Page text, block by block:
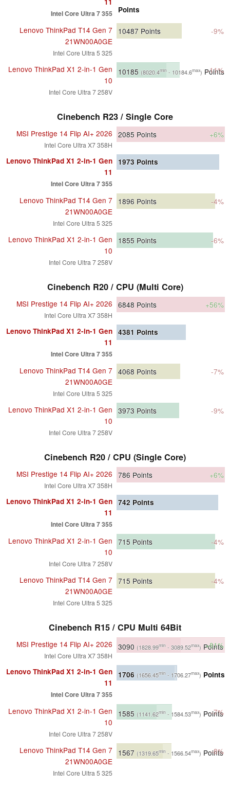
Intel Core Ultra 7 355 Points
Lenovo ThinkPad T14 Gen 7
21WN00A0GE
Intel Core Ultra 5 325
10487 Points -9%
Lenovo ThinkPad X1 2-in-1 Gen
10
Intel Core Ultra 7 258V
10185 (8020.4min- 10184.6max) Points
-11%
Cinebench R23 / Single Core
MSI Prestige 14 Flip AI+ 2026
Intel Core Ultra X7 358H
2085 Points +6%
Lenovo ThinkPad X1 2-in-1 Gen
11
Intel Core Ultra 7 355
1973 Points
Lenovo ThinkPad T14 Gen 7
21WN00A0GE
Intel Core Ultra 5 325
1896 Points -4%
Lenovo ThinkPad X1 2-in-1 Gen
10
Intel Core Ultra 7 258V
1855 Points -6%
Cinebench R20 / CPU (Multi Core)
MSI Prestige 14 Flip AI+ 2026
Intel Core Ultra X7 358H
6848 Points +56%
Lenovo ThinkPad X1 2-in-1 Gen
11
Intel Core Ultra 7 355
4381 Points
Lenovo ThinkPad T14 Gen 7
21WN00A0GE
Intel Core Ultra 5 325
4068 Points -7%
Lenovo ThinkPad X1 2-in-1 Gen
10
Intel Core Ultra 7 258V
3973 Points -9%
Cinebench R20 / CPU (Single Core)
MSI Prestige 14 Flip AI+ 2026
Intel Core Ultra X7 358H
786 Points +6%
Lenovo ThinkPad X1 2-in-1 Gen
11
Intel Core Ultra 7 355
742 Points
Lenovo ThinkPad X1 2-in-1 Gen
10
Intel Core Ultra 7 258V
715 Points -4%
Lenovo ThinkPad T14 Gen 7
21WN00A0GE
Intel Core Ultra 5 325
715 Points -4%
Cinebench R15 / CPU Multi 64Bit
MSI Prestige 14 Flip AI+ 2026
Intel Core Ultra X7 358H
3090 (1828.99min - 3089.52max) Points
+81%
Lenovo ThinkPad X1 2-in-1 Gen
11
Intel Core Ultra 7 355
1706 (1656.45min - 1706.27max) Points
Lenovo ThinkPad X1 2-in-1 Gen
10
Intel Core Ultra 7 258V
1585 (1141.62min- 1584.53max) Points
-7%
Lenovo ThinkPad T14 Gen 7
21WN00A0GE
Intel Core Ultra 5 325
1567 (1319.65min- 1566.54max) Points
-8%